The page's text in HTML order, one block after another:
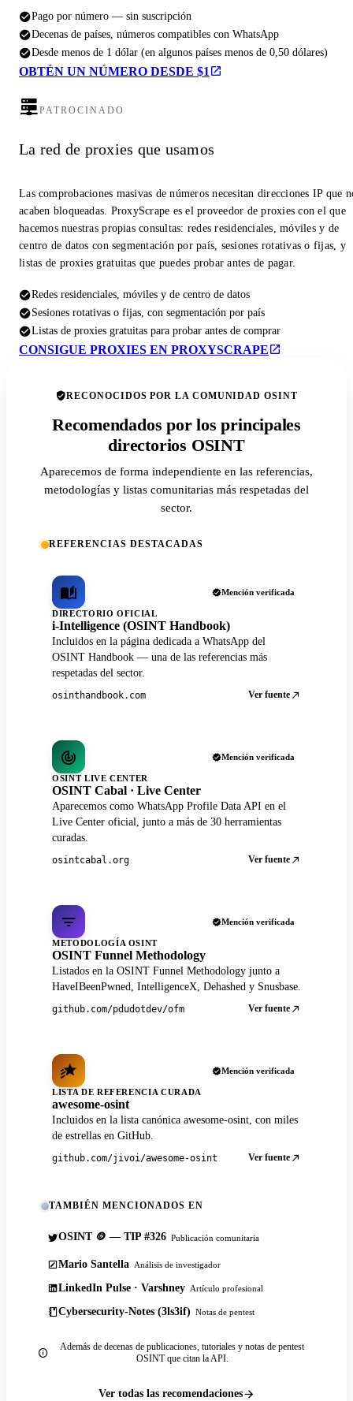
Pago por número — sin suscripción
Decenas de países, números compatibles con WhatsApp
Desde menos de 1 dólar (en algunos países menos de 0,50 dólares)
OBTÉN UN NÚMERO DESDE $1
PATROCINADO
La red de proxies que usamos
Las comprobaciones masivas de números necesitan direcciones IP que
acaben bloqueadas. ProxyScrape es el proveedor de proxies con el que
hacemos nuestras propias consultas: redes residenciales, móviles y de
centro de datos con segmentación por país, sesiones rotativas o fijas, y
listas de proxies gratuitas que puedes probar antes de pagar.
Redes residenciales, móviles y de centro de datos
Sesiones rotativas o fijas, con segmentación por país
Listas de proxies gratuitas para probar antes de comprar
CONSIGUE PROXIES EN PROXYSCRAPE
RECONOCIDOS POR LA COMUNIDAD OSINT
Recomendados por los principales
directorios OSINT
Aparecemos de forma independiente en las referencias,
metodologías y listas comunitarias más respetadas del
sector.
REFERENCIAS DESTACADAS
Mención verificada
DIRECTORIO OFICIAL
i-Intelligence (OSINT Handbook)
Incluidos en la página dedicada a WhatsApp del
OSINT Handbook — una de las referencias más
respetadas del sector.
osinthandbook.com Ver fuente
Mención verificada
OSINT LIVE CENTER
OSINT Cabal · Live Center
Aparecemos como WhatsApp Profile Data API en el
Live Center oficial, junto a más de 30 herramientas
curadas.
osintcabal.org Ver fuente
Mención verificada
METODOLOGÍA OSINT
OSINT Funnel Methodology
Listados en la OSINT Funnel Methodology junto a
HaveIBeenPwned, IntelligenceX, Dehashed y Snusbase.
github.com/pdudotdev/ofm Ver fuente
Mención verificada
LISTA DE REFERENCIA CURADA
awesome-osint
Incluidos en la lista canónica awesome-osint, con miles
de estrellas en GitHub.
github.com/jivoi/awesome-osint Ver fuente
TAMBIÉN MENCIONADOS EN
OSINT 🪙 — TIP #326 Publicación comunitaria
Mario Santella Análisis de investigador
LinkedIn Pulse · Varshney Artículo profesional
Cybersecurity-Notes (3ls3if) Notas de pentest
Además de decenas de publicaciones, tutoriales y notas de pentest
OSINT que citan la API.
Ver todas las recomendaciones